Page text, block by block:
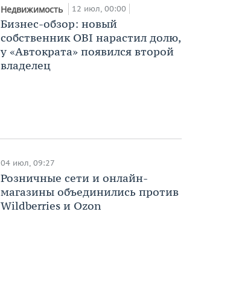
Недвижимость 12 июл, 00:00
Бизнес-обзор: новый
собственник OBI нарастил долю,
у «Автократа» появился второй
владелец
04 июл, 09:27
Розничные сети и онлайн-
магазины объединились против
Wildberries и Ozon